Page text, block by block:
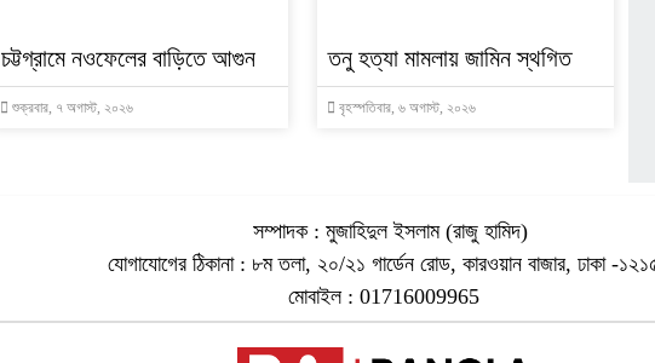
চট্টগ্রামে নওফেলের বাড়িতে আগুন
শুক্রবার, ৭ অগাস্ট, ২০২৬
তনু হত্যা মামলায় জামিন স্থগিত
বৃহস্পতিবার, ৬ অগাস্ট, ২০২৬
সম্পাদক : মুজাহিদুল ইসলাম (রাজু হামিদ)
যোগাযোগের ঠিকানা : ৮ম তলা, ২০/২১ গার্ডেন রোড, কারওয়ান বাজার, ঢাকা -
মোবাইল : 01716009965